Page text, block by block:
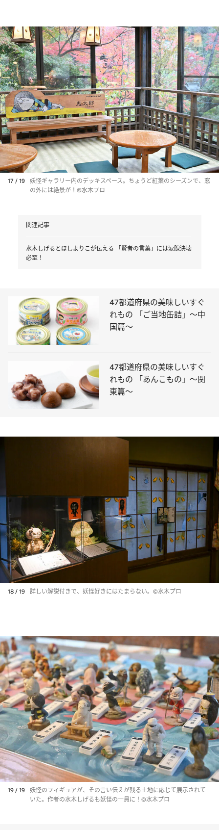
17 / 19
妖怪ギャラリー内のデッキスペース。ちょうど紅葉のシーズンで、窓
の外には絶景が！©水木プロ
関連記事
水木しげるとほしよりこが伝える 「賢者の言葉」には涙腺決壊
必至！
47都道府県の美味しいすぐ
れもの 「ご当地缶詰」～中
国篇～
47都道府県の美味しいすぐ
れもの 「あんこもの」～関
東篇～
18 / 19 詳しい解説付きで、妖怪好きにはたまらない。©水木プロ
19 / 19
妖怪のフィギュアが、その言い伝えが残る土地に応じて展示されて
いた。作者の水木しげるも妖怪の一員に！©水木プロ